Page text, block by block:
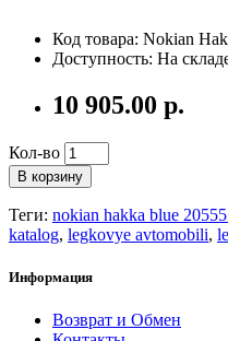
Код товара: Nokian
Доступность: На
10 905.00 р.
Кол-во
В корзину
Теги: nokian hakka blue
katalog, legkovye avtomobili,
Информация
Возврат и Обмен